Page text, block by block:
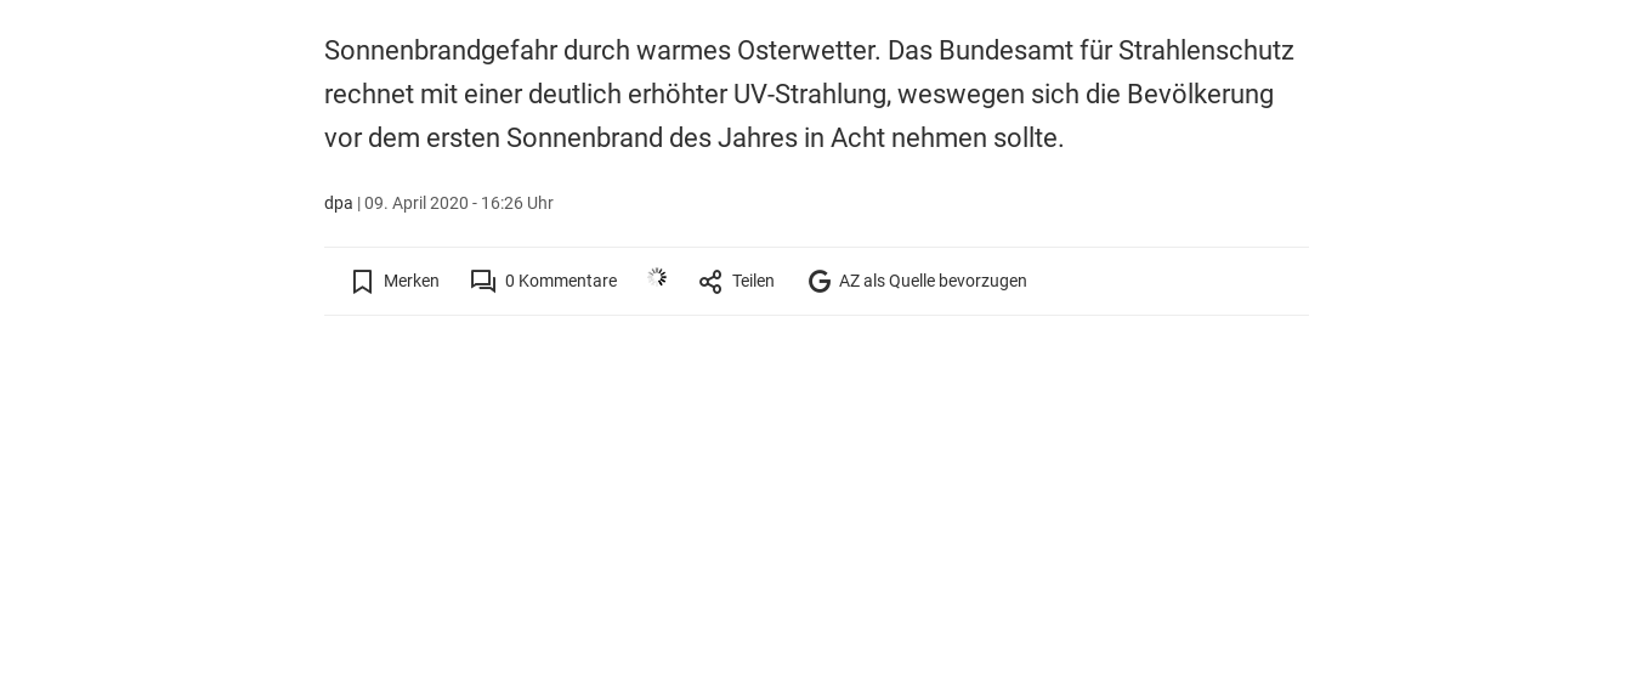
Sonnenbrandgefahr durch warmes Osterwetter. Das Bundesamt für Strahlenschutz
rechnet mit einer deutlich erhöhter UV-Strahlung, weswegen sich die Bevölkerung
vor dem ersten Sonnenbrand des Jahres in Acht nehmen sollte.
dpa |09. April 2020 - 16:26 Uhr
Merken 0 Kommentare Teilen AZ als Quelle bevorzugen